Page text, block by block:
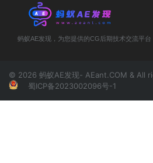
蚂蚁AE发现，为您提供的CG后期技术交流平台
© 2026 蚂蚁AE发现- AEant.COM & All
蜀ICP备2023002096号-1